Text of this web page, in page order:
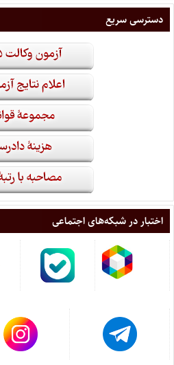
دسترسی سریع
اختبار در شبکه‌های اجتماعی